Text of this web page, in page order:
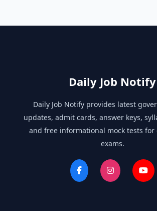
Daily Job Notify
Daily Job Notify provides latest
updates, admit cards, answer keys,
and free informational mock tests for
exams.